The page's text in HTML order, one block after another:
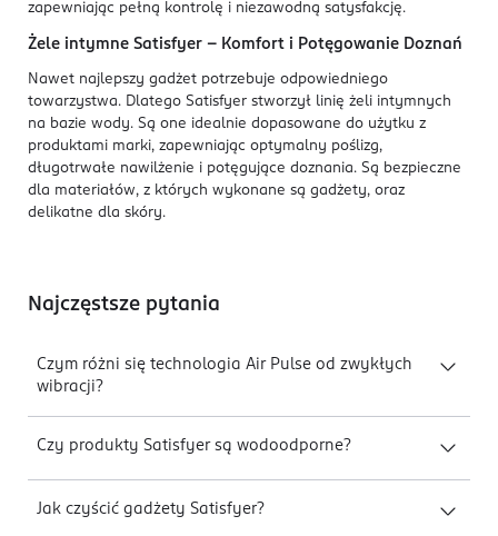
zapewniając pełną kontrolę i niezawodną satysfakcję.
Żele intymne Satisfyer – Komfort i Potęgowanie Doznań
Nawet najlepszy gadżet potrzebuje odpowiedniego
towarzystwa. Dlatego Satisfyer stworzył linię żeli intymnych
na bazie wody. Są one idealnie dopasowane do użytku z
produktami marki, zapewniając optymalny poślizg,
długotrwałe nawilżenie i potęgujące doznania. Są bezpieczne
dla materiałów, z których wykonane są gadżety, oraz
delikatne dla skóry.
Najczęstsze pytania
Czym różni się technologia Air Pulse od zwykłych
wibracji?
Czy produkty Satisfyer są wodoodporne?
Jak czyścić gadżety Satisfyer?